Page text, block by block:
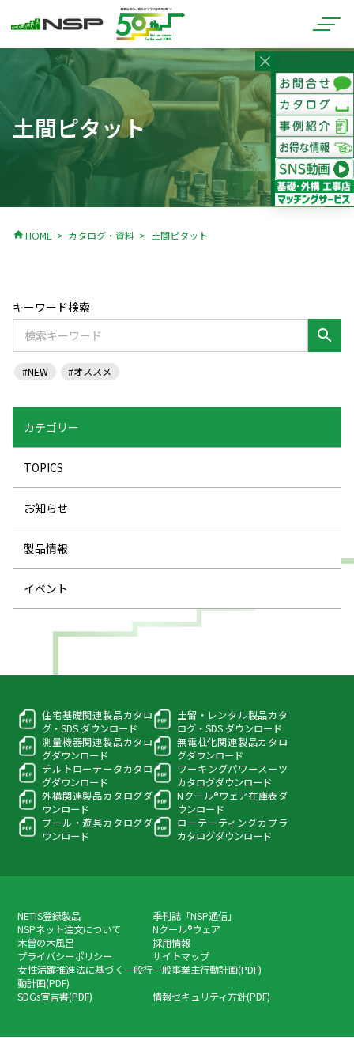
土間ピタット
home HOME カタログ・資料 土間ピタット
キーワード検索
search
#NEW #オススメ
カテゴリー
TOPICS
お知らせ
製品情報
イベント
住宅基礎関連製品カタロ
グ・SDS ダウンロード
土留・レンタル製品カタ
ログ・ SDS ダウンロード
測量機器関連製品カタロ
グダウンロード
無電柱化関連製品カタロ
グダウンロード
チルトローテータカタロ
グダウンロード
ワーキングパワースーツ
カタログダウンロード
外構関連製品カタログダ
ウンロード
Nクール®ウェア在庫表ダ
ウンロード
プール・遊具カタログダ
ウンロード
ローテーティングカプラ
カタログダウンロード
NETIS登録製品
季刊誌「NSP通信」
NSPネット注文について
Nクール®ウェア
木曽の木風呂
採用情報
プライバシーポリシー
サイトマップ
女性活躍推進法に基づく一般行
動計画(PDF)
一般事業主行動計画(PDF)
SDGs宣言書(PDF)
情報セキュリティ方針(PDF)